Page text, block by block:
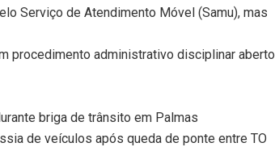
Serviço de Atendimento Móvel (Samu), mas
procedimento administrativo disciplinar aberto
briga de trânsito em Palmas
de veículos após queda de ponte entre TO